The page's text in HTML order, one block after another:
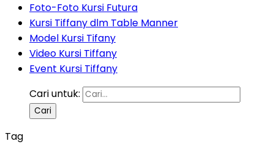
Foto-Foto Kursi Futura
Kursi Tiffany dlm Table Manner
Model Kursi Tifany
Video Kursi Tiffany
Event Kursi Tiffany
Cari untuk:
Tag